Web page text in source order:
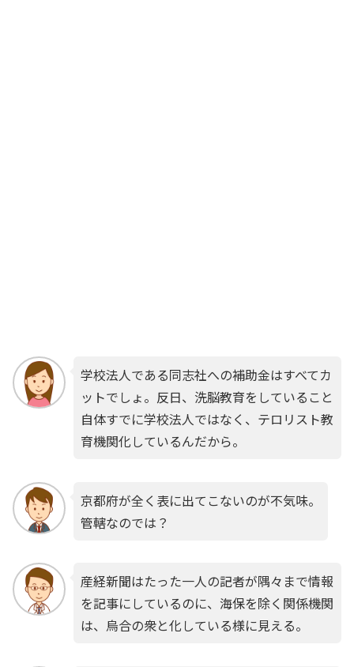
学校法人である同志社への補助金はすべてカ
ットでしょ。反日、洗脳教育をしていること
自体すでに学校法人ではなく、テロリスト教
育機関化しているんだから。
京都府が全く表に出てこないのが不気味。
管轄なのでは？
産経新聞はたった一人の記者が隅々まで情報
を記事にしているのに、海保を除く関係機関
は、烏合の衆と化している様に見える。